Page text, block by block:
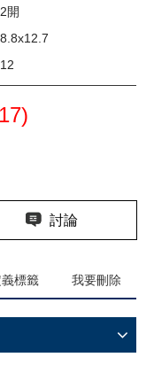
開
討論
標籤 我要刪除